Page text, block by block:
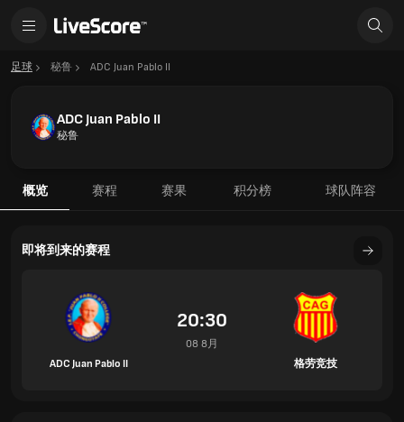
足球 秘鲁 ADC Juan Pablo II
ADC Juan Pablo II
秘鲁
概览 赛程 赛果 积分榜 球队阵容
即将到来的赛程
ADC Juan Pablo II
20:30
08 8月
格劳竞技